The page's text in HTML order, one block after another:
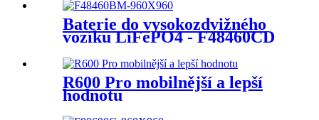
Baterie do vysokozdvižného
vozíku LiFePO4 - F48460CD
R600 Pro mobilnější a lepší
hodnotu